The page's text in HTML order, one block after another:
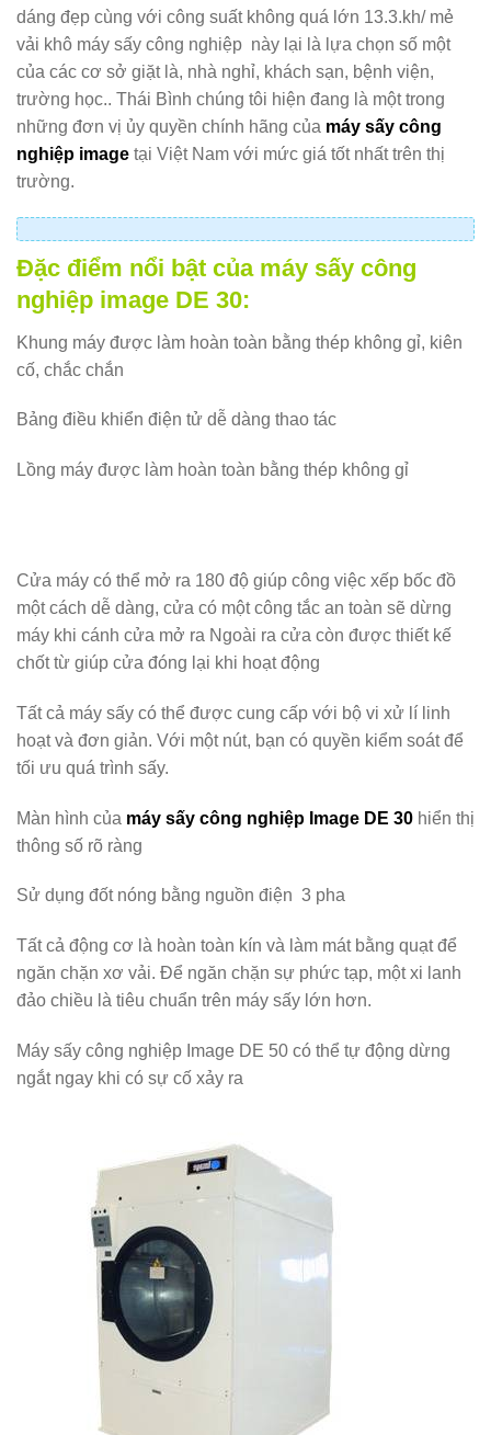
dáng đẹp cùng với công suất không quá lớn 13.3.kh/ mẻ
vải khô máy sấy công nghiệp này lại là lựa chọn số một
của các cơ sở giặt là, nhà nghỉ, khách sạn, bệnh viện,
trường học.. Thái Bình chúng tôi hiện đang là một trong
những đơn vị ủy quyền chính hãng của máy sấy công
nghiệp image tại Việt Nam với mức giá tốt nhất trên thị
trường.
Đặc điểm nổi bật của máy sấy công
nghiệp image DE 30:
Khung máy được làm hoàn toàn bằng thép không gỉ, kiên
cố, chắc chắn
Bảng điều khiển điện tử dễ dàng thao tác
Lồng máy được làm hoàn toàn bằng thép không gỉ
Cửa máy có thể mở ra 180 độ giúp công việc xếp bốc đồ
một cách dễ dàng, cửa có một công tắc an toàn sẽ dừng
máy khi cánh cửa mở ra Ngoài ra cửa còn được thiết kế
chốt từ giúp cửa đóng lại khi hoạt động
Tất cả máy sấy có thể được cung cấp với bộ vi xử lí linh
hoạt và đơn giản. Với một nút, bạn có quyền kiểm soát để
tối ưu quá trình sấy.
Màn hình của máy sấy công nghiệp Image DE 30 hiển thị
thông số rõ ràng
Sử dụng đốt nóng bằng nguồn điện 3 pha
Tất cả động cơ là hoàn toàn kín và làm mát bằng quạt để
ngăn chặn xơ vải. Để ngăn chặn sự phức tạp, một xi lanh
đảo chiều là tiêu chuẩn trên máy sấy lớn hơn.
Máy sấy công nghiệp Image DE 50 có thể tự động dừng
ngắt ngay khi có sự cố xảy ra